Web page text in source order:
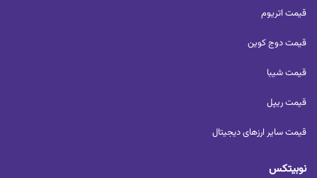
قیمت اتریوم
قیمت دوج کوین
قیمت شیبا
قیمت ریپل
قیمت سایر ارزهای دیجیتال
نوبیتکس